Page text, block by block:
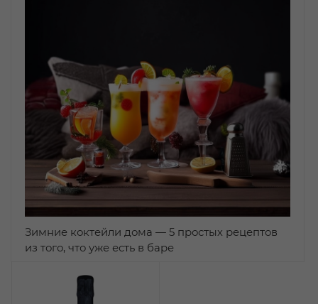
Зимние коктейли дома — 5 простых рецептов
из того, что уже есть в баре